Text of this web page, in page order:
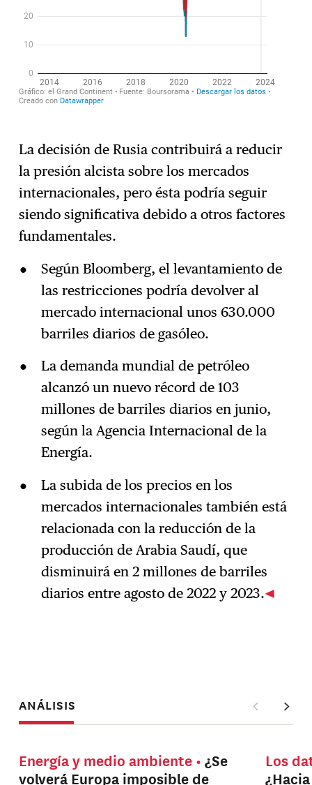
La decisión de Rusia contribuirá a reducir
la presión alcista sobre los mercados
internacionales, pero ésta podría seguir
siendo significativa debido a otros factores
fundamentales.
Según Bloomberg, el levantamiento de
las restricciones podría devolver al
mercado internacional unos 630.000
barriles diarios de gasóleo.
La demanda mundial de petróleo
alcanzó un nuevo récord de 103
millones de barriles diarios en junio,
según la Agencia Internacional de la
Energía.
La subida de los precios en los
mercados internacionales también está
relacionada con la reducción de la
producción de Arabia Saudí, que
disminuirá en 2 millones de barriles
diarios entre agosto de 2022 y 2023.
ANÁLISIS
Energía y medio ambiente
¿Se
volverá Europa imposible de
Los